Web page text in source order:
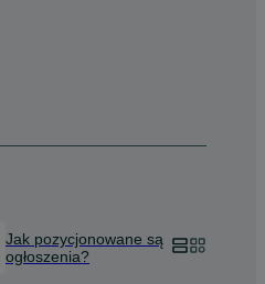
Jak pozycjonowane są
ogłoszenia?